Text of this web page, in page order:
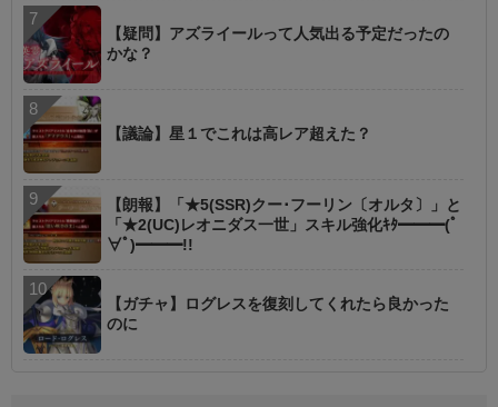
【疑問】アズライールって人気出る予定だったの
かな？
【議論】星１でこれは高レア超えた？
【朗報】「★5(SSR)クー･フーリン〔オルタ〕」と
「★2(UC)レオニダス一世」スキル強化ｷﾀ━━━(ﾟ
∀ﾟ)━━━!!
【ガチャ】ログレスを復刻してくれたら良かった
のに